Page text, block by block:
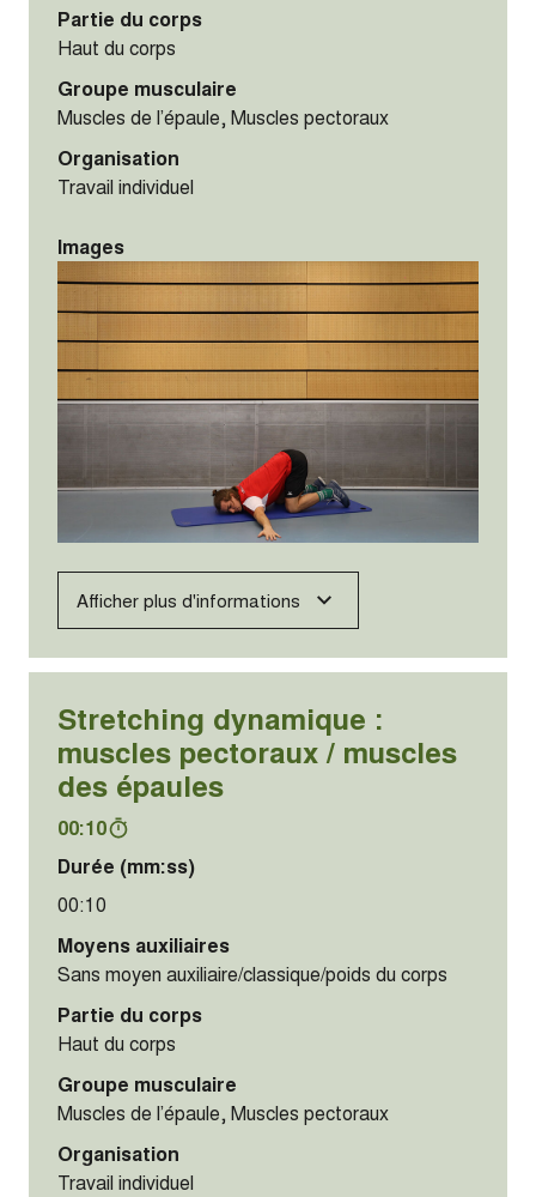
Partie du corps
Haut du corps
Groupe musculaire
Muscles de l’épaule, Muscles pectoraux
Organisation
Travail individuel
Images
Afficher plus d'informations
Stretching dynamique :
muscles pectoraux / muscles
des épaules
00:10
Durée (mm:ss)
00:10
Moyens auxiliaires
Sans moyen auxiliaire/classique/poids du corps
Partie du corps
Haut du corps
Groupe musculaire
Muscles de l’épaule, Muscles pectoraux
Organisation
Travail individuel